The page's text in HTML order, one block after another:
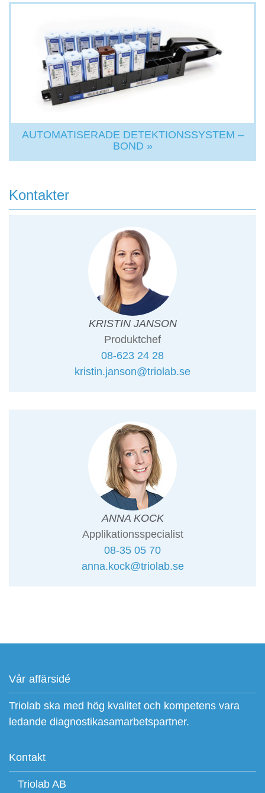
AUTOMATISERADE DETEKTIONSSYSTEM –
BOND »
Kontakter
KRISTIN JANSON
Produktchef
08-623 24 28
kristin.janson@triolab.se
ANNA KOCK
Applikationsspecialist
08-35 05 70
anna.kock@triolab.se
Vår affärsidé
Triolab ska med hög kvalitet och kompetens vara
ledande diagnostikasamarbetspartner.
Kontakt
Triolab AB